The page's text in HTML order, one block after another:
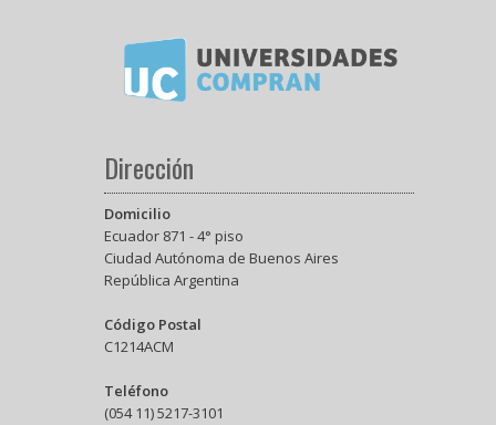
Dirección
Domicilio
Ecuador 871 - 4° piso
Ciudad Autónoma de Buenos Aires
República Argentina
Código Postal
C1214ACM
Teléfono
(054 11) 5217-3101